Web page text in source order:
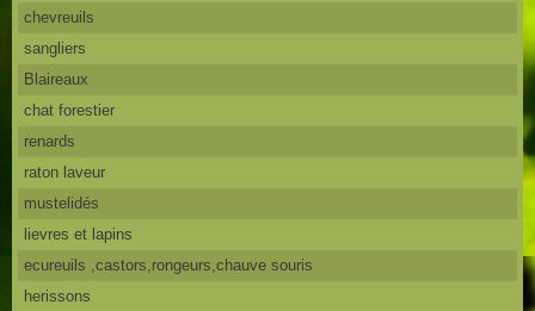
chevreuils
sangliers
Blaireaux
chat forestier
renards
raton laveur
mustelidés
lievres et lapins
ecureuils ,castors,rongeurs,chauve souris
herissons